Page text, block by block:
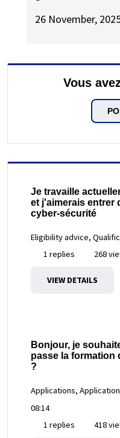
26 November,
Vous
Je travaille
et j'aimerais entrer
cyber-sécurité
Eligibility advice,
1 replies
268
VIEW DETAILS
Bonjour, je
passe la formation
?
Applications,
08:14
1 replies
418